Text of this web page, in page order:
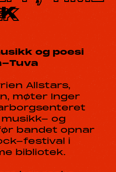
og poesi
Tuva
Allstars,
møter Inger
og
bandet opnar
festival i
bibliotek.